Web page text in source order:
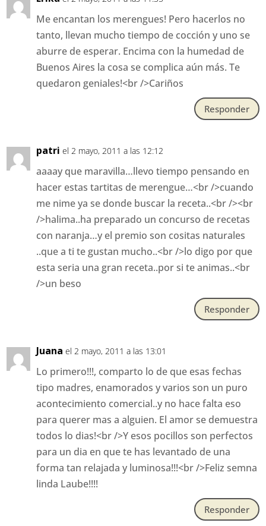
Me encantan los merengues! Pero hacerlos no
tanto, llevan mucho tiempo de cocción y uno se
aburre de esperar. Encima con la humedad de
Buenos Aires la cosa se complica aún más. Te
quedaron geniales!<br />Cariños
Responder
patri el 2 mayo, 2011 a las 12:12
aaaay que maravilla…llevo tiempo pensando en
hacer estas tartitas de merengue…<br />cuando
me nime ya se donde buscar la receta..<br /><br
/>halima..ha preparado un concurso de recetas
con naranja…y el premio son cositas naturales
..que a ti te gustan mucho..<br />lo digo por que
esta seria una gran receta..por si te animas..<br
/>un beso
Responder
Juana el 2 mayo, 2011 a las 13:01
Lo primero!!!, comparto lo de que esas fechas
tipo madres, enamorados y varios son un puro
acontecimiento comercial..y no hace falta eso
para querer mas a alguien. El amor se demuestra
todos lo dias!<br />Y esos pocillos son perfectos
para un dia en que te has levantado de una
forma tan relajada y luminosa!!!<br />Feliz semna
linda Laube!!!!
Responder